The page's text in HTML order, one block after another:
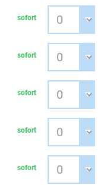
sofort
sofort
sofort
sofort
sofort